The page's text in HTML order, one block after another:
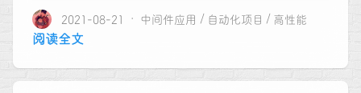
2021-08-21 中间件应用 自动化项目 高性能
阅读全文